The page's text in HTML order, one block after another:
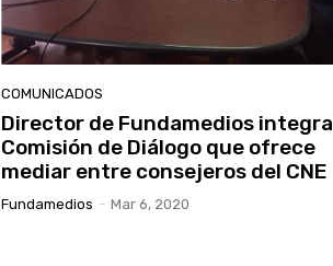
COMUNICADOS
Director de Fundamedios integra
Comisión de Diálogo que ofrece
mediar entre consejeros del CNE
Fundamedios - Mar 6, 2020